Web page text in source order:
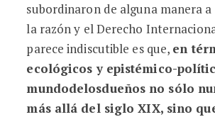
subordinaron de alguna manera
la razón y el Derecho
parece indiscutible es que, en
ecológicos y epistémico-
mundodelosdueños no sólo
más allá del siglo XIX, sino